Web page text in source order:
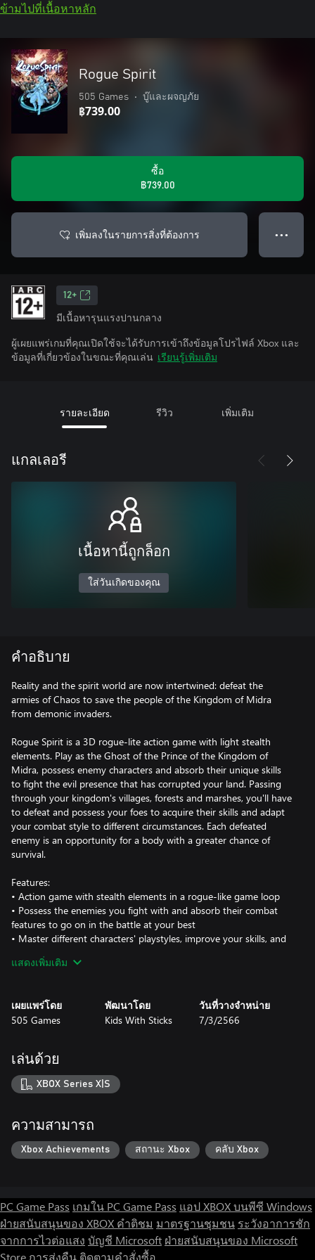
ข้ามไปที่เนื้อหาหลัก
Rogue Spirit
505 Games • บู๊และผจญภัย
฿739.00
ซื้อ
฿739.00
เพิ่มลงในรายการสิ่งที่ต้องการ ● ● ●
12+
มีเนื้อหารุนแรงปานกลาง
ผู้เผยแพร่เกมที่คุณเปิดใช้จะได้รับการเข้าถึงข้อมูลโปรไฟล์ Xbox และ
ข้อมูลที่เกี่ยวข้องในขณะที่คุณเล่น เรียนรู้เพิ่มเติม
รายละเอียด รีวิว เพิ่มเติม
แกลเลอรี
เนื้อหานี้ถูกล็อก
ใส่วันเกิดของคุณ
คำอธิบาย
Reality and the spirit world are now intertwined: defeat the
armies of Chaos to save the people of the Kingdom of Midra
from demonic invaders.
Rogue Spirit is a 3D rogue-lite action game with light stealth
elements. Play as the Ghost of the Prince of the Kingdom of
Midra, possess enemy characters and absorb their unique skills
to fight the evil presence that has corrupted your land. Passing
through your kingdom's villages, forests and marshes, you'll have
to defeat and possess your foes to acquire their skills and adapt
your combat style to different circumstances. Each defeated
enemy is an opportunity for a body with a greater chance of
survival.
Features:
• Action game with stealth elements in a rogue-like game loop
• Possess the enemies you fight with and absorb their combat
features to go on in the battle at your best
• Master different characters' playstyles, improve your skills, and
• Explore the wonderful Kingdom of Midra and learn its legends
• 10 procedurally generated levels set in 5 different biomes
• Dozens of essences and skills to make each run different
• Secrets and bosses are waiting for you
• 3D graphics inspired by traditional Asian designs
แสดงเพิ่มเติม
เผยแพร่โดย
505 Games
พัฒนาโดย
Kids With Sticks
วันที่วางจำหน่าย
7/3/2566
เล่นด้วย
XBOX Series X|S
ความสามารถ
Xbox Achievements สถานะ Xbox คลับ Xbox
PC Game Pass เกมใน PC Game Pass แอป XBOX บนพีซี Windows
ฝ่ายสนับสนุนของ XBOX คำติชม มาตรฐานชุมชน ระวังอาการชัก
จากการไวต่อแสง บัญชี Microsoft ฝ่ายสนับสนุนของ Microsoft
Store การส่งคืน ติดตามคำสั่งซื้อ